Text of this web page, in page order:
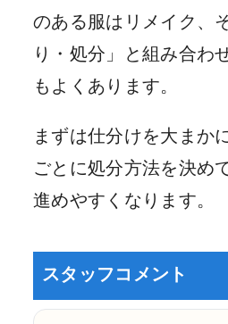
のある服はリメイク、
り・処分」と組み合わ
もよくあります。
まずは仕分けを大まか
ごとに処分方法を決め
進めやすくなります。
スタッフコメント